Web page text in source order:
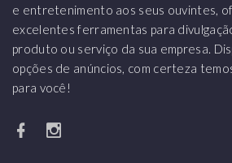
e entretenimento aos seus ouvintes,
excelentes ferramentas para
produto ou serviço da sua empresa.
opções de anúncios, com certeza
para você!